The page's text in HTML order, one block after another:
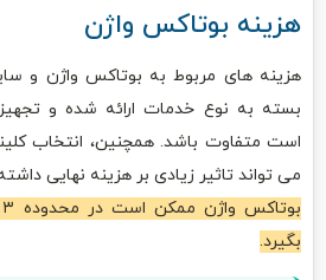
هزینه بوتاکس واژن
هزینه های مربوط به بوتاکس واژن و
بسته به نوع خدمات ارائه شده و
است متفاوت باشد. همچنین، انتخاب
می تواند تاثیر زیادی بر هزینه نهایی
بگیرد.